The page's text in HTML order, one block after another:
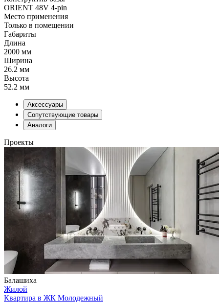
ORIENT 48V 4-pin
Место применения
Только в помещении
Габариты
Длина
2000 мм
Ширина
26.2 мм
Высота
52.2 мм
Аксессуары
Сопутствующие товары
Аналоги
Проекты
Балашиха
Жилой
Квартира в ЖК Молодежный